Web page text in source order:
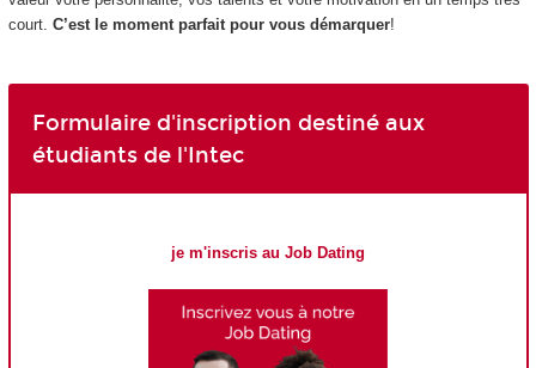
court. C’est le moment parfait pour vous démarquer!
Formulaire d'inscription destiné aux
étudiants de l'Intec
je m'inscris au Job Dating